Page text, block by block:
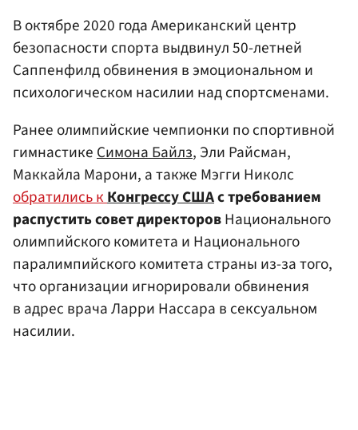
В октябре 2020 года Американский центр
безопасности спорта выдвинул 50-летней
Саппенфилд обвинения в эмоциональном и
психологическом насилии над спортсменами.
Ранее олимпийские чемпионки по спортивной
гимнастикеСимона Байлз, Эли Райсман,
Маккайла Марони, а также Мэгги Николс
обратились кКонгрессу СШАс требованием
распустить совет директоровНационального
олимпийского комитета и Национального
паралимпийского комитета страны из-за того,
что организации игнорировали обвинения
в адрес врача Ларри Нассара в сексуальном
насилии.